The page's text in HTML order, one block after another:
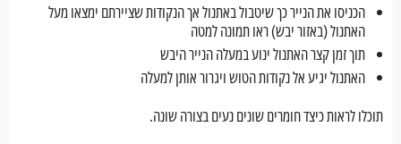
הכניסו את הנייר כך שיטבול באתנול אך הנקודות שציירתם ימצאו מעל
האתנול (באזור יבש) ראו תמונה למטה
תוך זמן קצר האתנול ינוע במעלה הנייר היבש
האתנול יגיע אל נקודות הטוש ויגרור אותן למעלה
תוכלו לראות כיצד חומרים שונים נעים בצורה שונה.